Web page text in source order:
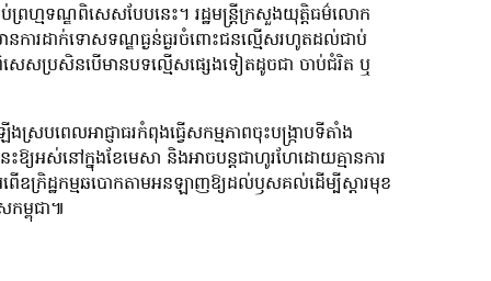
ព្រហ្មទណ្ឌពិសេសបែបនេះ។ រដ្ឋមន្រ្តីក្រសួងយុត្តិធម៌លោក
ានការដាក់ទោសទណ្ឌធ្ងន់ធ្ងរចំពោះជនល្មើសរហូតដល់ជាប់
សប្រសិនបើមានបទល្មើសផ្សេងទៀតដូចជា ចាប់ជំរិត ឬ
ងស្របពេលអាជ្ញាធរកំពុងធ្វើសកម្មភាពចុះបង្រ្កាបទីតាំង
ះឱ្យអស់នៅក្នុងខែមេសា និងអាចបន្តជាហូរហែដោយគ្មានការ
ពើឧក្រិដ្ឋកម្មឆបោកតាមអនឡាញឱ្យដល់ឫសគល់ដើម្បីស្តារមុខ
កម្ពុជា៕